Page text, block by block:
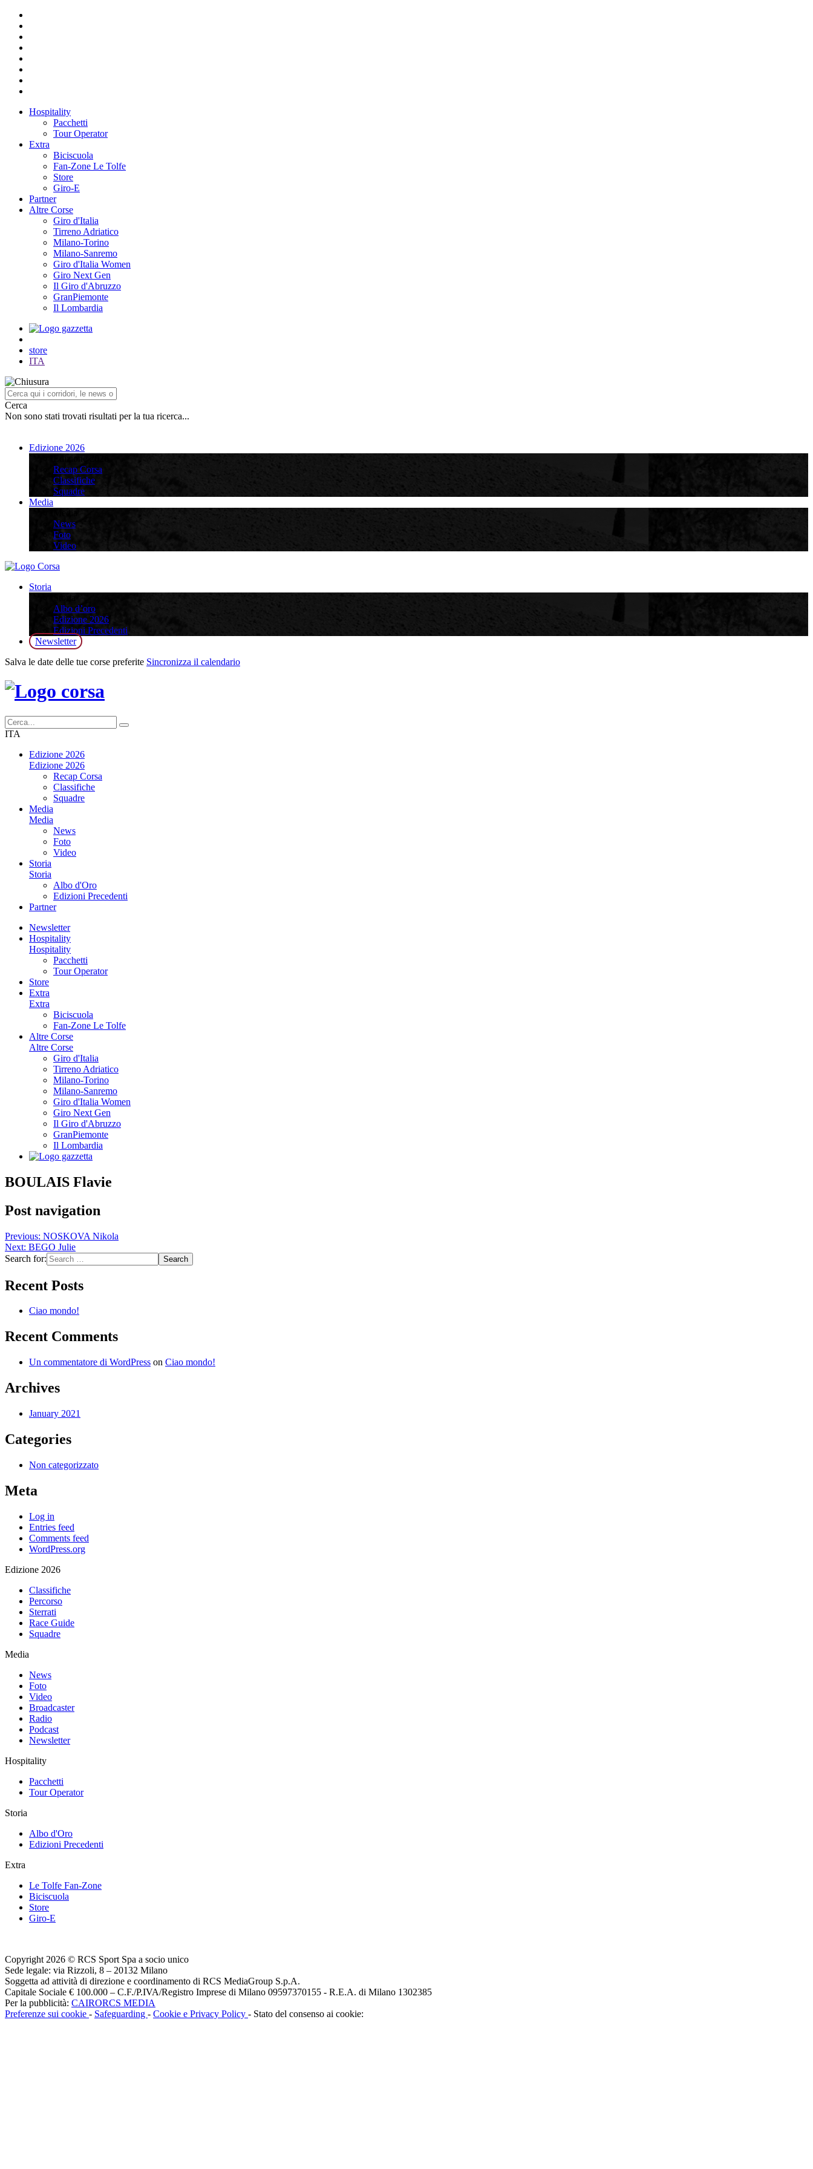
Hospitality
Pacchetti
Tour Operator
Extra
Biciscuola
Fan-Zone Le Tolfe
Store
Giro-E
Partner
Altre Corse
Giro d'Italia
Tirreno Adriatico
Milano-Torino
Milano-Sanremo
Giro d'Italia Women
Giro Next Gen
Il Giro d'Abruzzo
GranPiemonte
Il Lombardia
store
ITA
Cerca
Non sono stati trovati risultati per la tua ricerca...
Edizione 2026
Recap Corsa
Classifiche
Squadre
Media
News
Foto
Video
Storia
Albo d’oro
Edizione 2026
Edizioni Precedenti
Newsletter
Salva le date delle tue corse preferite Sincronizza il calendario
ITA
Edizione 2026
Edizione 2026
Recap Corsa
Classifiche
Squadre
Media
Media
News
Foto
Video
Storia
Storia
Albo d'Oro
Edizioni Precedenti
Partner
Newsletter
Hospitality
Hospitality
Pacchetti
Tour Operator
Store
Extra
Extra
Biciscuola
Fan-Zone Le Tolfe
Altre Corse
Altre Corse
Giro d'Italia
Tirreno Adriatico
Milano-Torino
Milano-Sanremo
Giro d'Italia Women
Giro Next Gen
Il Giro d'Abruzzo
GranPiemonte
Il Lombardia
BOULAIS Flavie
Post navigation
Previous: NOSKOVA Nikola
Next: BEGO Julie
Search for:
Recent Posts
Ciao mondo!
Recent Comments
Un commentatore di WordPress on Ciao mondo!
Archives
January 2021
Categories
Non categorizzato
Meta
Log in
Entries feed
Comments feed
WordPress.org
Edizione 2026
Classifiche
Percorso
Sterrati
Race Guide
Squadre
Media
News
Foto
Video
Broadcaster
Radio
Podcast
Newsletter
Hospitality
Pacchetti
Tour Operator
Storia
Albo d'Oro
Edizioni Precedenti
Extra
Le Tolfe Fan-Zone
Biciscuola
Store
Giro-E
Copyright 2026 © RCS Sport Spa a socio unico
Sede legale: via Rizzoli, 8 – 20132 Milano
Soggetta ad attività di direzione e coordinamento di RCS MediaGroup S.p.A.
Capitale Sociale € 100.000 – C.F./P.IVA/Registro Imprese di Milano 09597370155 - R.E.A. di Milano 1302385
Per la pubblicità: CAIRORCS MEDIA
Preferenze sui cookie - Safeguarding - Cookie e Privacy Policy - Stato del consenso ai cookie: